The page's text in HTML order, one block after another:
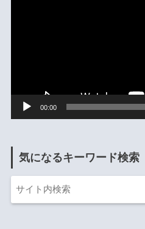
00:00
気になるキーワード検索